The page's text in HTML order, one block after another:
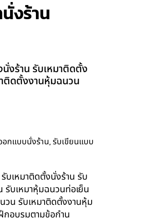
งร้าน
งร้าน รับเหมาติดตั้ง
ติดตั้งงานหุ้มฉนวน
อกแบบนั่งร้าน,รับเขียนแบบ
บเหมาติดตั้งนั่งร้าน รับ
บเหมาหุ้มฉนวนท่อเย็น
วน รับเหมาติดตั้งงานหุ้ม
อบรมตามข้อกำน